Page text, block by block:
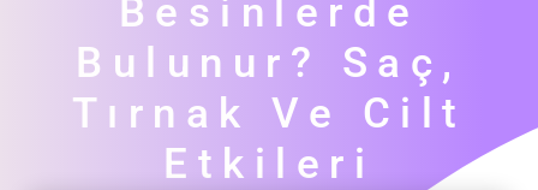
Besinlerde
Bulunur? Saç,
Tırnak Ve Cilt
Etkileri